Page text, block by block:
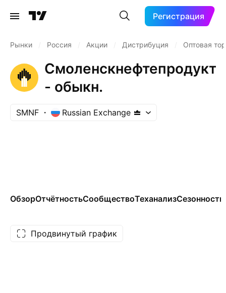
Регистрация
Рынки Россия Акции Дистрибуция Оптовая
Смоленскнефтепродукт
- обыкн.
SMNF Russian Exchange
ОбзорОтчётностьСообществоТеханализСезонность
Продвинутый график